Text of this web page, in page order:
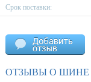
Срок поставки:
ОТЗЫВЫ О ШИНЕ